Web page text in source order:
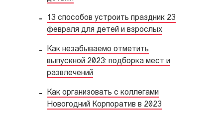
13 способов устроить праздник 23
февраля для детей и взрослых
Как незабываемо отметить
выпускной 2023: подборка мест и
развлечений
Как организовать с коллегами
Новогодний Корпоратив в 2023